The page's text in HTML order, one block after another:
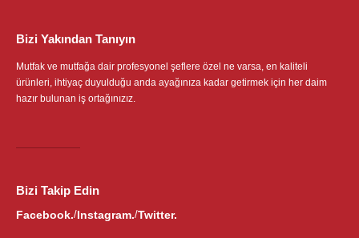
Bizi Yakından Tanıyın
Mutfak ve mutfağa dair profesyonel şeflere özel ne varsa, en kaliteli
ürünleri, ihtiyaç duyulduğu anda ayağınıza kadar getirmek için her daim
hazır bulunan iş ortağınızız.
Bizi Takip Edin
Facebook./Instagram./Twitter.